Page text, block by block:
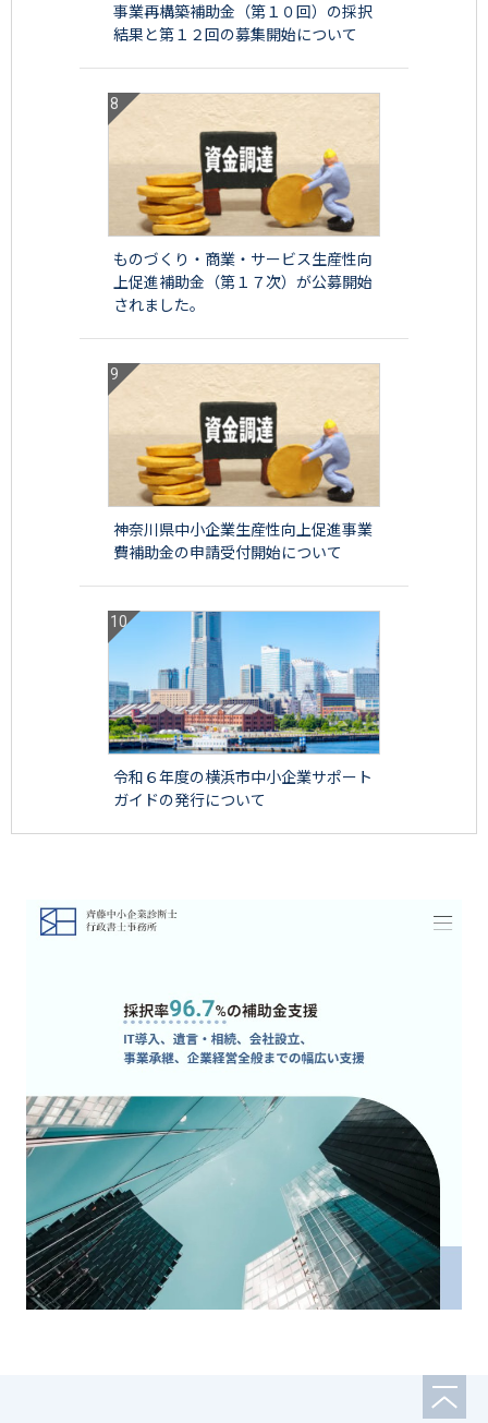
事業再構築補助金（第１０回）の採択
結果と第１２回の募集開始について
ものづくり・商業・サービス生産性向
上促進補助金（第１７次）が公募開始
されました。
神奈川県中小企業生産性向上促進事業
費補助金の申請受付開始について
令和６年度の横浜市中小企業サポート
ガイドの発行について